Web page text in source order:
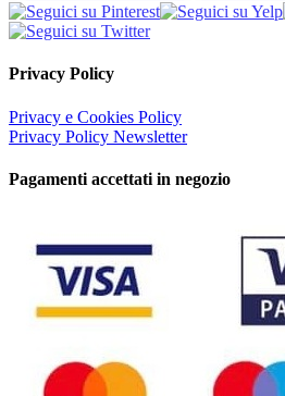
Privacy Policy
Privacy e Cookies Policy
Privacy Policy Newsletter
Pagamenti accettati in negozio